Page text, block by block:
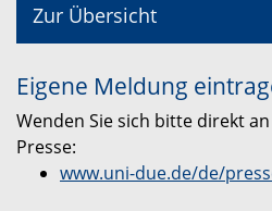
Zur Übersicht
Eigene Meldung
Wenden Sie sich bitte direkt
Presse:
www.uni-due.de/de/